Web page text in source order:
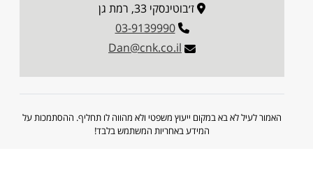
ז׳בוטינסקי 33, רמת גן
03-9139990
Dan@cnk.co.il
האמור לעיל לא בא במקום ייעוץ משפטי ולא מהווה לו תחליף. ההסתמכות על
המידע באחריות המשתמש בלבד!